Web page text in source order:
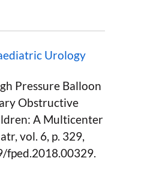
Urology
Pressure Balloon
Obstructive
A Multicenter
vol. 6, p. 329,
fped.2018.00329.